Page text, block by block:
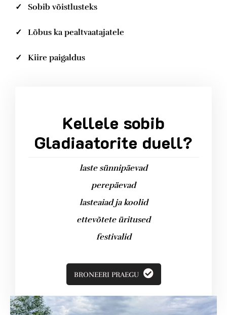
✓ Sobib võistlusteks
✓ Lõbus ka pealtvaatajatele
✓ Kiire paigaldus
Kellele sobib
Gladiaatorite duell?
laste sünnipäevad
perepäevad
lasteaiad ja koolid
ettevõtete üritused
festivalid
BRONEERI PRAEGU